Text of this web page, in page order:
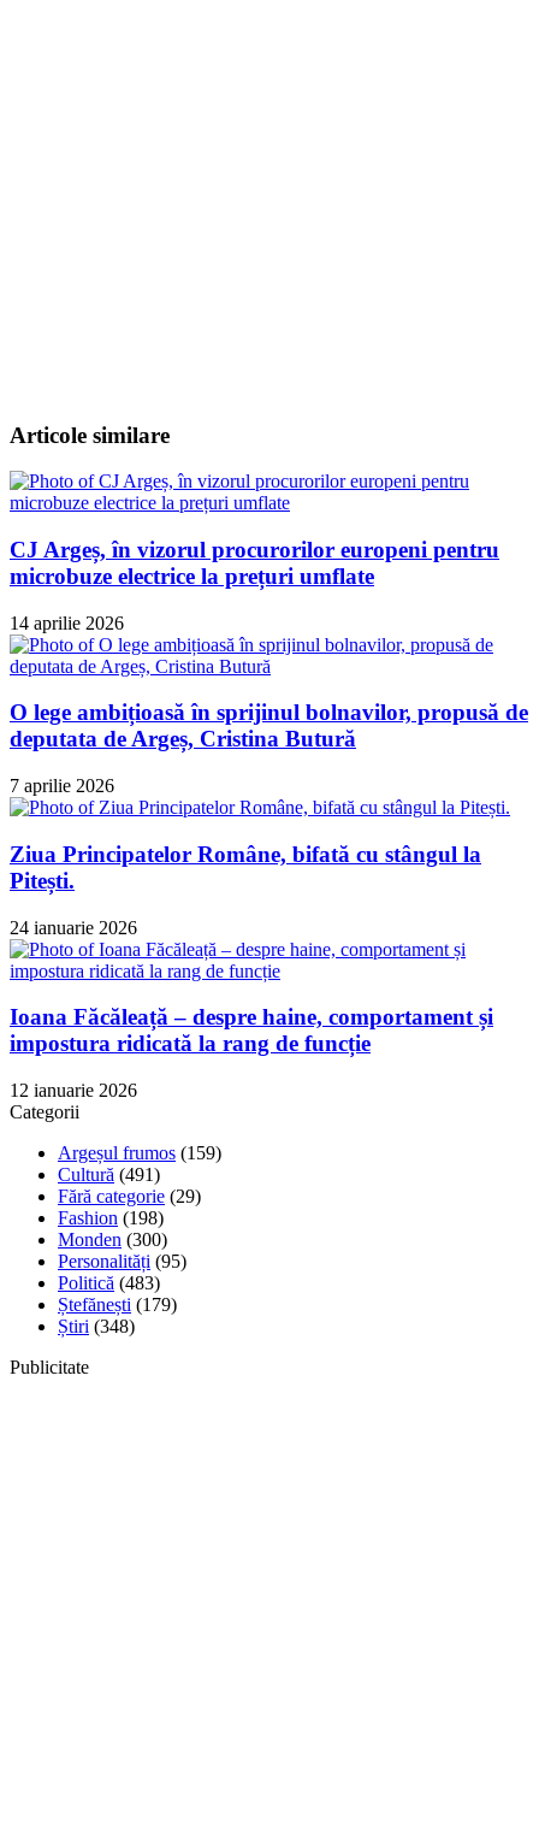
Articole similare
CJ Argeș, în vizorul procurorilor europeni pentru
microbuze electrice la prețuri umflate
14 aprilie 2026
O lege ambițioasă în sprijinul bolnavilor, propusă de
deputata de Argeș, Cristina Butură
7 aprilie 2026
Ziua Principatelor Române, bifată cu stângul la
Pitești.
24 ianuarie 2026
Ioana Făcăleață – despre haine, comportament și
impostura ridicată la rang de funcție
12 ianuarie 2026
Categorii
Argeșul frumos (159)
Cultură (491)
Fără categorie (29)
Fashion (198)
Monden (300)
Personalități (95)
Politică (483)
Ștefănești (179)
Știri (348)
Publicitate